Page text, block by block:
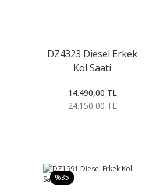
DZ4323 Diesel Erkek
Kol Saati
14.490,00 TL
24.150,00 TL
%35